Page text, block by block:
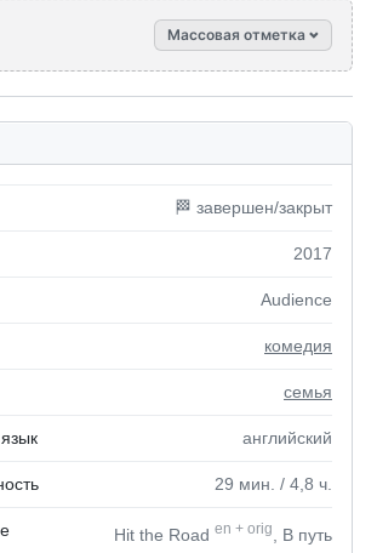
Массовая отметка
🏁 завершен/закрыт
2017
Audience
комедия
семья
английский
29 мин. / 4,8 ч.
Hit the Road en + orig , В путь